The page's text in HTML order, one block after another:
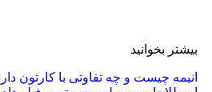
بخوانید
چیست و چه تفاوتی با کارتون دارد؟